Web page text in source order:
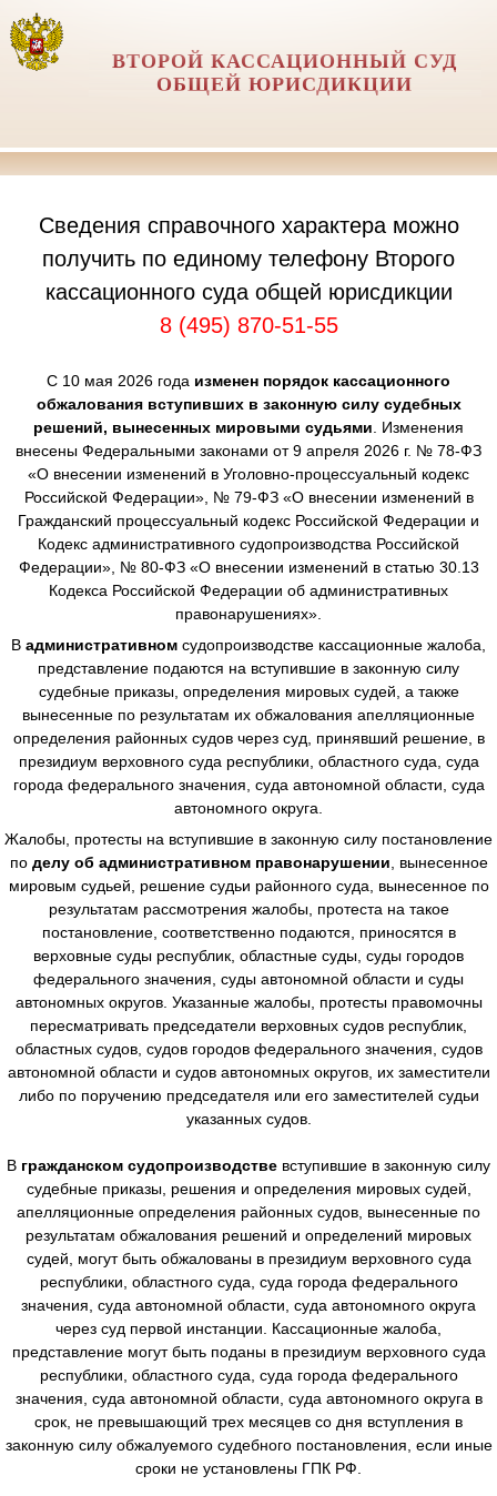
ВТОРОЙ КАССАЦИОННЫЙ СУД
ОБЩЕЙ ЮРИСДИКЦИИ
Сведения справочного характера можно
получить по единому телефону Второго
кассационного суда общей юрисдикции
8 (495) 870-51-55
С 10 мая 2026 года изменен порядок кассационного
обжалования вступивших в законную силу судебных
решений, вынесенных мировыми судьями . Изменения
внесены Федеральными законами от 9 апреля 2026 г. № 78-ФЗ
«О внесении изменений в Уголовно-процессуальный кодекс
Российской Федерации», № 79-ФЗ «О внесении изменений в
Гражданский процессуальный кодекс Российской Федерации и
Кодекс административного судопроизводства Российской
Федерации», № 80-ФЗ «О внесении изменений в статью 30.13
Кодекса Российской Федерации об административных
правонарушениях».
В административном судопроизводстве кассационные жалоба,
представление подаются на вступившие в законную силу
судебные приказы, определения мировых судей, а также
вынесенные по результатам их обжалования апелляционные
определения районных судов через суд, принявший решение, в
президиум верховного суда республики, областного суда, суда
города федерального значения, суда автономной области, суда
автономного округа.
Жалобы, протесты на вступившие в законную силу постановление
по делу об административном правонарушении , вынесенное
мировым судьей, решение судьи районного суда, вынесенное по
результатам рассмотрения жалобы, протеста на такое
постановление, соответственно подаются, приносятся в
верховные суды республик, областные суды, суды городов
федерального значения, суды автономной области и суды
автономных округов. Указанные жалобы, протесты правомочны
пересматривать председатели верховных судов республик,
областных судов, судов городов федерального значения, судов
автономной области и судов автономных округов, их заместители
либо по поручению председателя или его заместителей судьи
указанных судов.
В гражданском судопроизводстве вступившие в законную силу
судебные приказы, решения и определения мировых судей,
апелляционные определения районных судов, вынесенные по
результатам обжалования решений и определений мировых
судей, могут быть обжалованы в президиум верховного суда
республики, областного суда, суда города федерального
значения, суда автономной области, суда автономного округа
через суд первой инстанции. Кассационные жалоба,
представление могут быть поданы в президиум верховного суда
республики, областного суда, суда города федерального
значения, суда автономной области, суда автономного округа в
срок, не превышающий трех месяцев со дня вступления в
законную силу обжалуемого судебного постановления, если иные
сроки не установлены ГПК РФ.